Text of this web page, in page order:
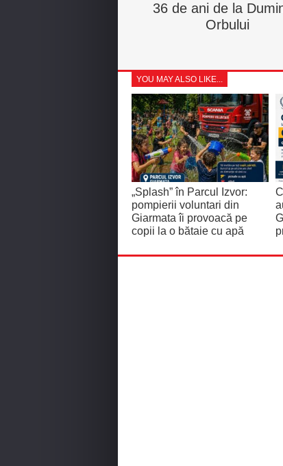
36 de ani de la
Orbului
YOU MAY ALSO LIKE...
„Splash” în Parcul Izvor:
pompierii voluntari din
Giarmata îi provoacă pe
copii la o bătaie cu apă